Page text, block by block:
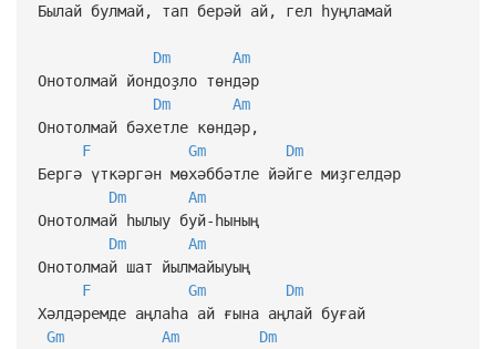
Былай булмай, тап берәй ай, гел һуңламай
Dm
Am
Онотолмай йондоҙло төндәр
Dm
Am
Онотолмай бәхетле көндәр,
F
Gm
Dm
Бергә үткәргән мөхәббәтле йәйге миҙгелдәр
Dm
Am
Онотолмай һылыу буй-һының
Dm
Am
Онотолмай шат йылмайыуың
F
Gm
Dm
Хәлдәремде аңлаһа ай ғына аңлай буғай
Gm
Am
Dm